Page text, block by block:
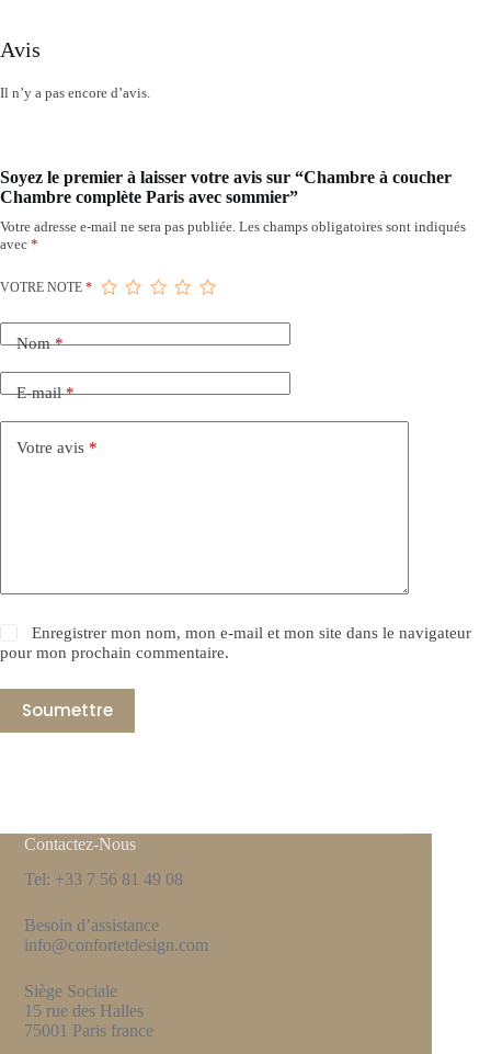
Avis
Il n’y a pas encore d’avis.
Soyez le premier à laisser votre avis sur “Chambre à coucher
Chambre complète Paris avec sommier”
Votre adresse e-mail ne sera pas publiée. Les champs obligatoires sont indiqués
avec *
VOTRE NOTE *
Nom*
E-mail*
Votre avis *
Enregistrer mon nom, mon e-mail et mon site dans le navigateur
pour mon prochain commentaire.
Soumettre
Contactez-Nous
Tel: +33 7 56 81 49 08
Besoin d’assistance
info@confortetdesign.com
Siège Sociale
15 rue des Halles
75001 Paris france